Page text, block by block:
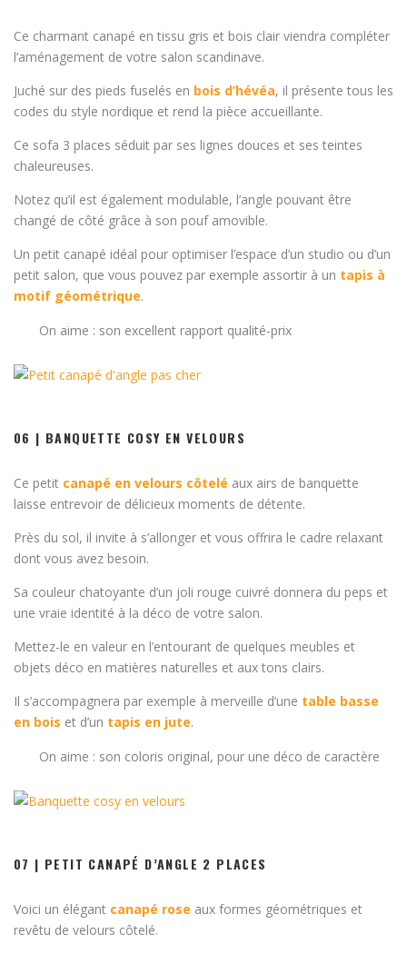
Ce charmant canapé en tissu gris et bois clair viendra compléter
l’aménagement de votre salon scandinave.
Juché sur des pieds fuselés en bois d’hévéa, il présente tous les
codes du style nordique et rend la pièce accueillante.
Ce sofa 3 places séduit par ses lignes douces et ses teintes
chaleureuses.
Notez qu’il est également modulable, l’angle pouvant être
changé de côté grâce à son pouf amovible.
Un petit canapé idéal pour optimiser l’espace d’un studio ou d’un
petit salon, que vous pouvez par exemple assortir à un tapis à
motif géométrique.
On aime : son excellent rapport qualité-prix
06 | BANQUETTE COSY EN VELOURS
Ce petit canapé en velours côtelé aux airs de banquette
laisse entrevoir de délicieux moments de détente.
Près du sol, il invite à s’allonger et vous offrira le cadre relaxant
dont vous avez besoin.
Sa couleur chatoyante d’un joli rouge cuivré donnera du peps et
une vraie identité à la déco de votre salon.
Mettez-le en valeur en l’entourant de quelques meubles et
objets déco en matières naturelles et aux tons clairs.
Il s’accompagnera par exemple à merveille d’une table basse
en bois et d’un tapis en jute.
On aime : son coloris original, pour une déco de caractère
07 | PETIT CANAPÉ D’ANGLE 2 PLACES
Voici un élégant canapé rose aux formes géométriques et
revêtu de velours côtelé.